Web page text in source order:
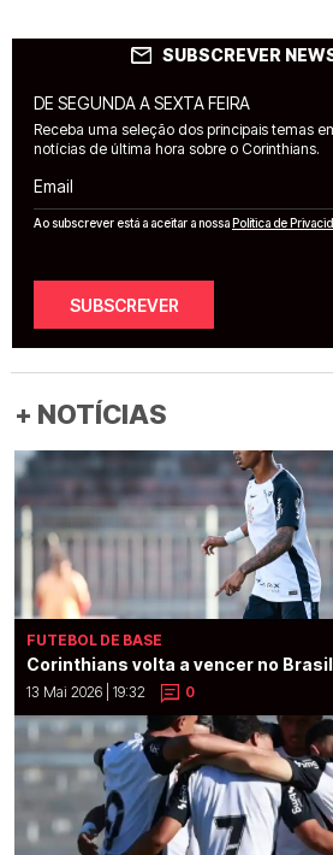
SUBSCREVER
DE SEGUNDA A SEXTA FEIRA
Receba uma seleção dos principais temas
notícias de última hora sobre o Corinthians.
Email
Ao subscrever está a aceitar a nossaPolítica de
SUBSCREVER
+ NOTÍCIAS
FUTEBOL DE BASE
Corinthians volta a vencer no
13 Mai 2026 | 19:32 0